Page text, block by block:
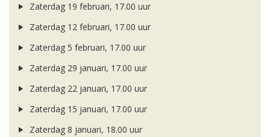
Zaterdag 19 februari, 17.00 uur
Zaterdag 12 februari, 17.00 uur
Zaterdag 5 februari, 17.00 uur
Zaterdag 29 januari, 17.00 uur
Zaterdag 22 januari, 17.00 uur
Zaterdag 15 januari, 17.00 uur
Zaterdag 8 januari, 18.00 uur